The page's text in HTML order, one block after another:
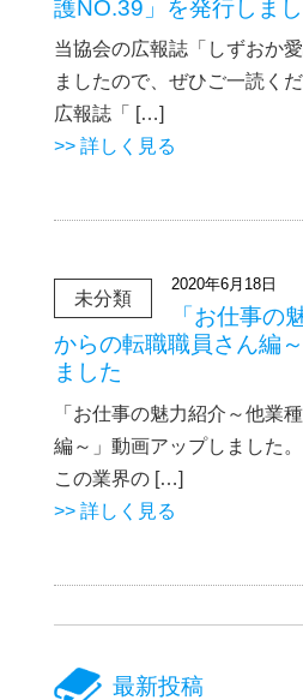
護NO.39」を発行しまし
当協会の広報誌「しずおか
ましたので、ぜひご一読く
広報誌「 […]
>> 詳しく見る
未分類
2020年6月18日
「お仕事の
からの転職職員さん編
ました
「お仕事の魅力紹介～他業
編～」動画アップしました
この業界の […]
>> 詳しく見る
最新投稿